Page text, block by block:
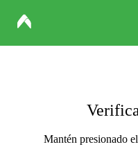
Mantén presionado